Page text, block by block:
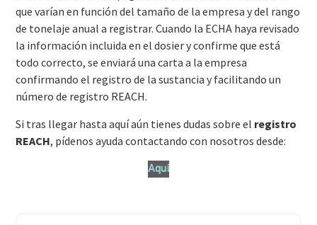
que varían en función del tamaño de la empresa y del rango
de tonelaje anual a registrar. Cuando la ECHA haya revisado
la información incluida en el dosier y confirme que está
todo correcto, se enviará una carta a la empresa
confirmando el registro de la sustancia y facilitando un
número de registro REACH.
Si tras llegar hasta aquí aún tienes dudas sobre el registro
REACH, pídenos ayuda contactando con nosotros desde:
Aquí